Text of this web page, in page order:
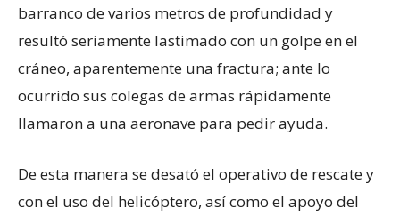
barranco de varios metros de profundidad y
resultó seriamente lastimado con un golpe en el
cráneo, aparentemente una fractura; ante lo
ocurrido sus colegas de armas rápidamente
llamaron a una aeronave para pedir ayuda.
De esta manera se desató el operativo de rescate y
con el uso del helicóptero, así como el apoyo del